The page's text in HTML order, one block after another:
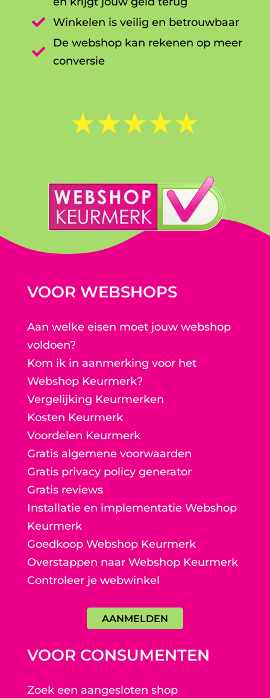

Winkelen is veilig en betrouwbaar

De webshop kan rekenen op meer
conversie
☆☆☆☆☆
VOOR WEBSHOPS
Aan welke eisen moet jouw webshop
voldoen?
Kom ik in aanmerking voor het
Webshop Keurmerk?
Vergelijking Keurmerken
Kosten Keurmerk
Voordelen Keurmerk
Gratis algemene voorwaarden
Gratis privacy policy generator
Gratis reviews
Installatie en implementatie Webshop
Keurmerk
Goedkoop Webshop Keurmerk
Overstappen naar Webshop Keurmerk
Controleer je webwinkel
AANMELDEN
VOOR CONSUMENTEN
Zoek een aangesloten shop